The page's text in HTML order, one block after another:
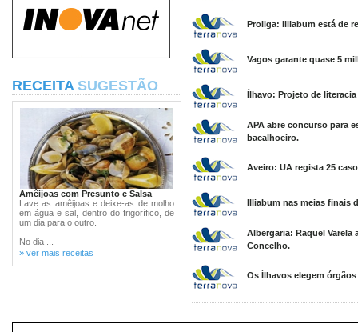
RECEITA SUGESTÃO
Amêijoas com Presunto e Salsa
Lave as amêijoas e deixe-as de molho
em água e sal, dentro do frigorífico, de
um dia para o outro.
No dia ...
» ver mais receitas
Proliga: Illiabum está de
Vagos garante quase 5
Ílhavo: Projeto de
APA abre concurso para
bacalhoeiro.
Aveiro: UA regista 25
Illiabum nas meias finais
Albergaria: Raquel
Concelho.
Os Ílhavos elegem